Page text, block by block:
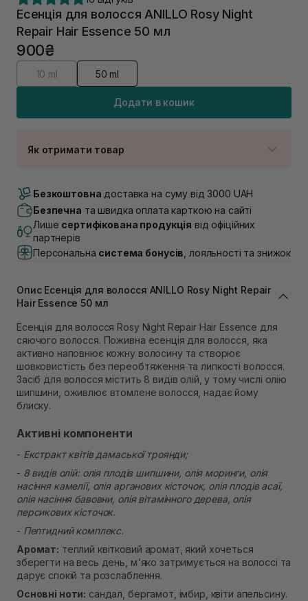
Есенція для волосся ANILLO Rosy Night
Repair Hair Essence 50 мл
900₴
10 ml 50 ml
Додати в кошик
Як отримати товар
В наявності
Самовивіз м. Луцьк, вул. Винниченка 4
В наявності
Самовивіз м. Львів, вул. Академіка Підстригача, 1В
(Duck’s Lake)
В наявності
В наявності
Самовивіз м. Львів, вул. Степана Бандери 45
Самовивіз м. Рівне, вул. 16-го Липня, 15
В наявності
Самовивіз м. Рівне, вул. Кулика і Гудачека 23 (ТЦ
Екватор)
В наявності
Безкоштовна доставка на суму від 3000 UAH
Безпечна та швидка оплата карткою на сайті
Лише сертифікована продукція від офіційних
партнерів
Персональна система бонусів , лояльності та знижок
Опис Есенція для волосся ANILLO Rosy Night Repair
Hair Essence 50 мл
Есенція для волосся Rosy Night Repair Hair Essence для
сяючого волосся. Поживна есенція для волосся, яка
активно наповнює кожну волосину та створює
шовковистість без переобтяження та липкості волосся.
Засіб для волосся містить 8 видів олій, у тому числі олію
шипшини, оживлює втомлене волосся, надає йому
блиску.
Активні компоненти
- Екстракт квітів дамаської троянди;
- 8 видів олій: олія плодів шипшини, олія моринги, олія
насіння камелії, олія арганових кісточок, олія плодів асаї,
олія насіння бавовни, олія вітамінного дерева, олія
персикових кісточок.
- Пептидний комплекс.
Аромат: теплий квітковий аромат, який хочеться
зберегти на весь день, м'яко затримується на волоссі та
дарує спокій та розслаблення.
Основні ноти: сандал, бергамот, імбир, квіти апельсину.